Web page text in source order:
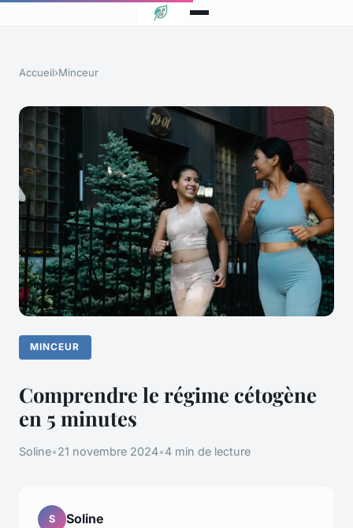
Accueil›Minceur
MINCEUR
Comprendre le régime cétogène
en 5 minutes
Soline•21 novembre 2024•4 min de lecture
S Soline